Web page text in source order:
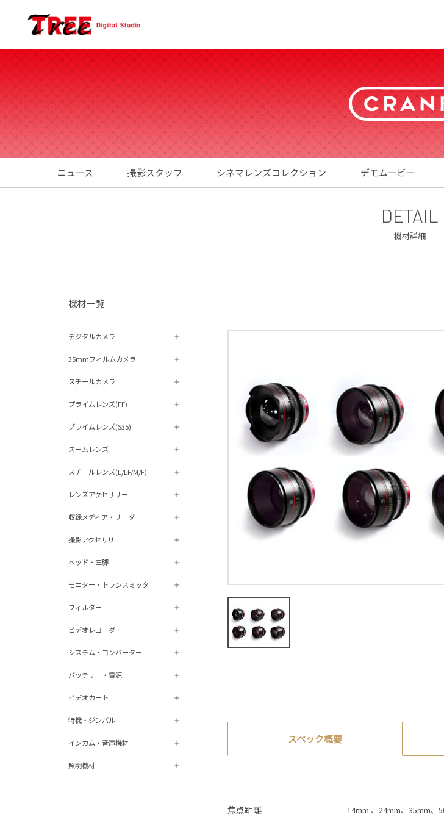
ニュース 撮影スタッフ シネマレンズコレクション デモムービー
DETAIL
機材詳細
機材⼀覧
デジタルカメラ
35mmフィルムカメラ
スチールカメラ
プライムレンズ(FF)
プライムレンズ(S35)
ズームレンズ
スチールレンズ(E/EF/M/F)
レンズアクセサリー
収録メディア・リーダー
撮影アクセサリ
ヘッド・三脚
モニター・トランスミッタ
フィルター
ビデオレコーダー
システム・コンバーター
バッテリー・電源
ビデオカート
特機・ジンバル
インカム・音声機材
照明機材
スペック概要
焦点距離 14mm 、24mm、35mm、